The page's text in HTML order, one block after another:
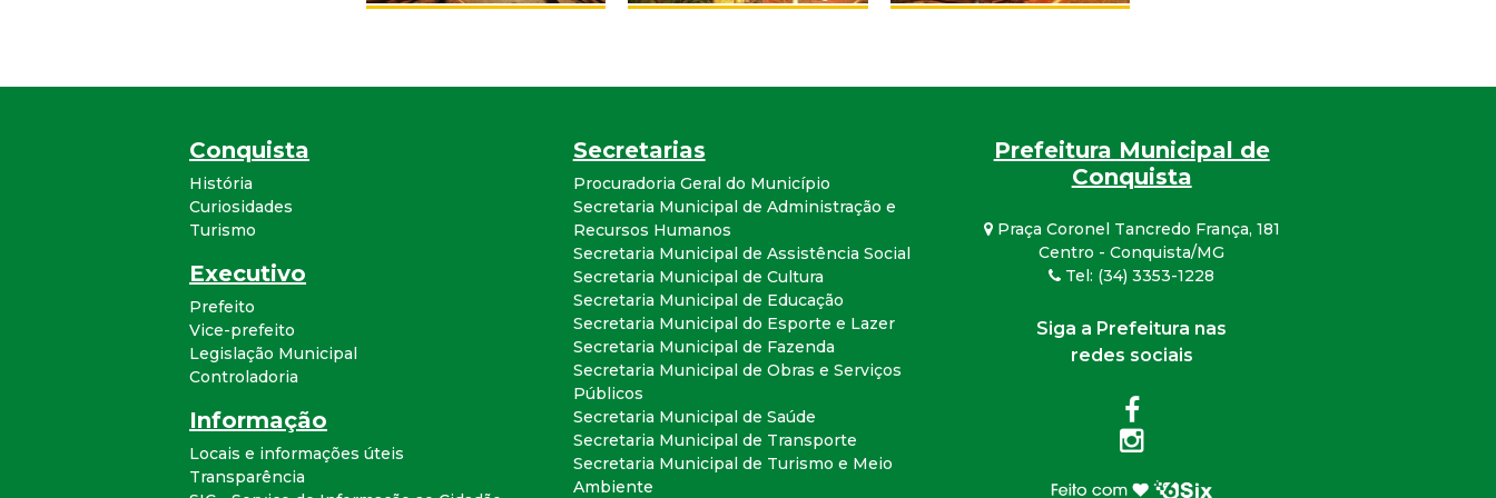
a
l
d
e
C
o
n
q
u
Conquista
História
Curiosidades
Turismo
Executivo
Prefeito
Vice-prefeito
Legislação Municipal
Controladoria
Informação
Locais e informações úteis
Transparência
Secretarias
Procuradoria Geral do Município
Secretaria Municipal de Administração e
Recursos Humanos
Secretaria Municipal de Assistência Social
Secretaria Municipal de Cultura
Secretaria Municipal de Educação
Secretaria Municipal do Esporte e Lazer
Secretaria Municipal de Fazenda
Secretaria Municipal de Obras e Serviços
Públicos
Secretaria Municipal de Saúde
Secretaria Municipal de Transporte
Secretaria Municipal de Turismo e Meio
Ambiente
Prefeitura Municipal de
Conquista
Praça Coronel Tancredo França, 181
Centro - Conquista/MG
Tel: (34) 3353-1228
Siga a Prefeitura nas
redes sociais